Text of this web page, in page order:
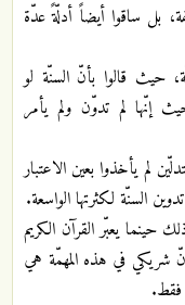
بل ساقوا أيضاً أدلّةً عدّة
حيث قالوا بأنّ السنّة لو
إنّها لم تدوّن ولم يأمر
لم يأخذوا بعين الاعتبار
السنّة لكثرتها الواسعة.
حينما يعبّر القرآن الكريم
شريكي في هذه المهمّة هي
فقط.